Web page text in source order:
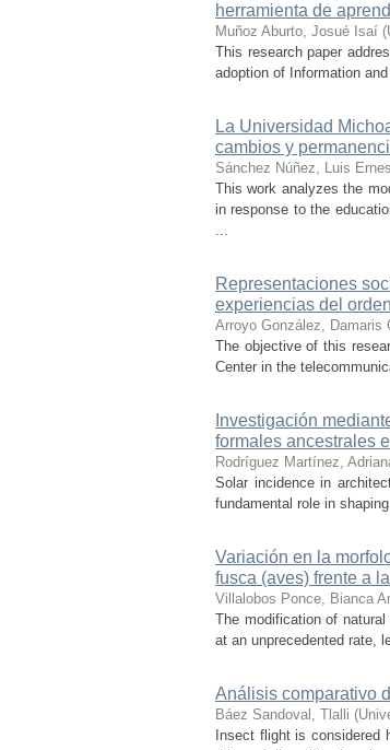
herramienta de
Muñoz Aburto, Josué Isaí (
This research paper
adoption of Information
La Universidad
cambios y
Sánchez Núñez, Luis
This work analyzes the
in response to the
...
Representaciones
experiencias del
Arroyo González, Damaris
The objective of this
Center in the
Investigación
formales ancestrales
Rodríguez Martínez,
Solar incidence in
fundamental role in
Variación en la
fusca (aves) frente a
Villalobos Ponce, Bianca
The modification of
at an unprecedented rate,
Análisis comparativo
Báez Sandoval, Tlalli (
Insect flight is